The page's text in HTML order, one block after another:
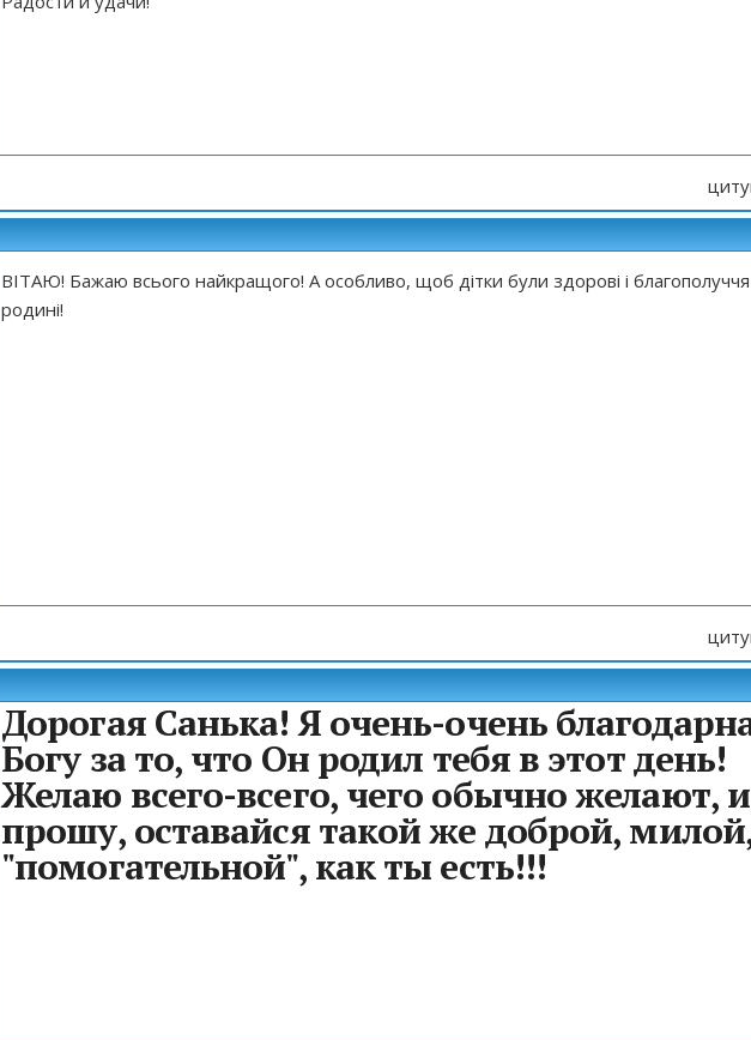
ВІТАЮ! Бажаю всього найкращого! А особливо, щоб дітки були здорові і
родині!
Дорогая Санька! Я очень-очень
Богу за то, что Он родил тебя в этот день!
Желаю всего-всего, чего обычно желают, и
прошу, оставайся такой же доброй,
"помогательной", как ты есть!!!